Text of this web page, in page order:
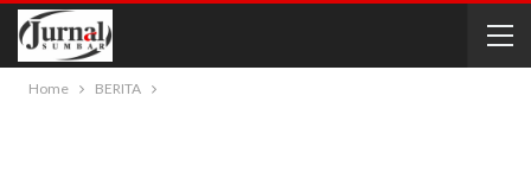
Home BERITA